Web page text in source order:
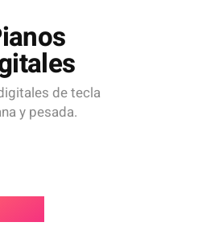
de tecla
y pesada.